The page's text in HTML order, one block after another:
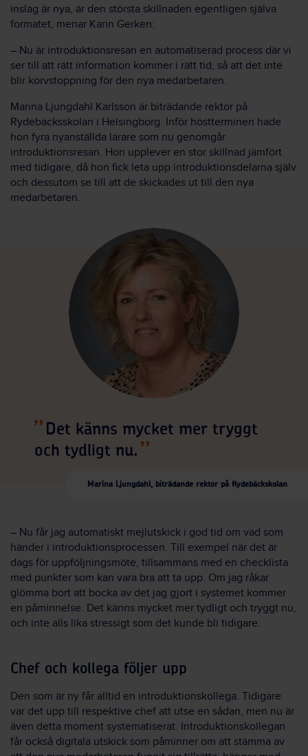
inslag är nya, är den största skillnaden egentligen själva
formatet, menar Karin Gerken:
– Nu är introduktionsresan en automatiserad process där vi
ser till att rätt information kommer i rätt tid, så att det inte
blir korvstoppning för den nya medarbetaren.
Marina Ljungdahl Karlsson är biträdande rektor på
Rydebäcksskolan i Helsingborg. Inför höstterminen hade
hon fyra nyanställda lärare som nu genomgår
introduktionsresan. Hon upplever en stor skillnad jämfört
med tidigare, då hon fick leta upp introduktionsdelarna själv
och dessutom se till att de skickades ut till den nya
medarbetaren.
Det känns mycket mer tryggt
och tydligt nu.
Marina Ljungdahl, biträdande rektor på Rydebäckskolan
– Nu får jag automatiskt mejlutskick i god tid om vad som
händer i introduktionsprocessen. Till exempel när det är
dags för uppföljningsmöte, tillsammans med en checklista
med punkter som kan vara bra att ta upp. Om jag råkar
glömma bort att bocka av det jag gjort i systemet kommer
en påminnelse. Det känns mycket mer tydligt och tryggt nu,
och inte alls lika stressigt som det kunde bli tidigare.
Chef och kollega följer upp
Den som är ny får alltid en introduktionskollega. Tidigare
var det upp till respektive chef att utse en sådan, men nu är
även detta moment systematiserat. Introduktionskollegan
får också digitala utskick som påminner om att stämma av